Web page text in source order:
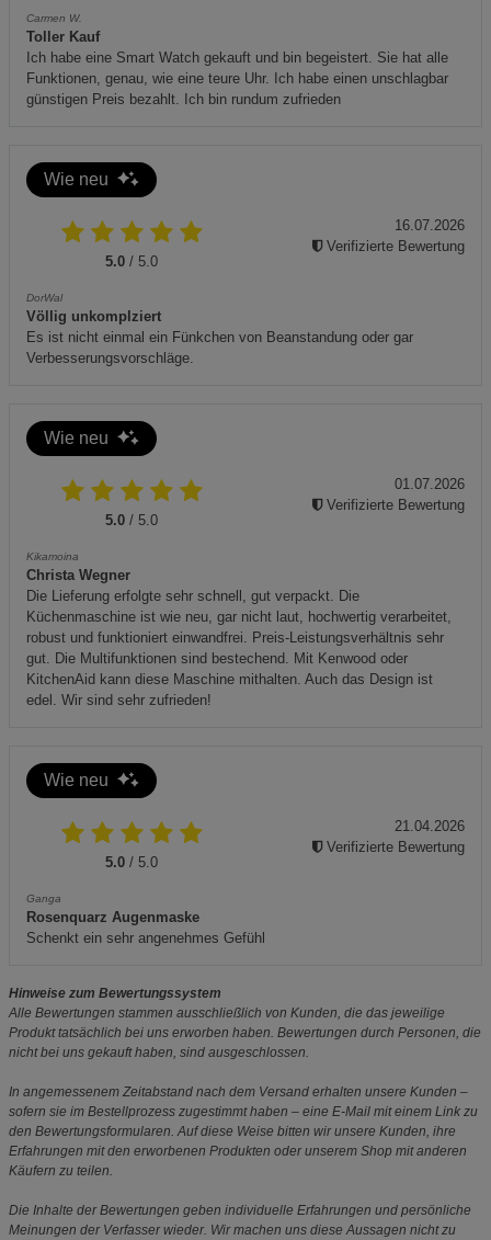
Steckdose sitzt und keine lose Verbindung besteht.
Verwenden Sie das Produkt nur mit der angegebenen
Netzspannung und vermeiden Sie den Anschluss an
Schalten Sie das Gerät nach der Verwendung aus und
trennen Sie es vom Stromnetz, um Stromverbrauch und
Decken Sie das Gerät während des Betriebs nicht ab, um
Lagern Sie das Produkt an einem trockenen und
sicheren Ort, fern von direktem Sonnenlicht.
örtlichen Entsorgungsvorschriften.
Sie das Gerät in Betrieb nehmen.
oder Gerüche auftreten, schalten Sie das Gerät sofort
aus und kontaktieren Sie den Kundendienst.
Carmen W.
Toller Kauf
Ich habe eine Smart Watch gekauft und bin begeistert. Sie hat alle
Funktionen, genau, wie eine teure Uhr. Ich habe einen unschlagbar
günstigen Preis bezahlt. Ich bin rundum zufrieden
Wie neu
5.0 / 5.0
DorWal
Völlig unkomplziert
Es ist nicht einmal ein Fünkchen von Beanstandung oder gar
Verbesserungsvorschläge.
16.07.2026
Verifizierte Bewertung
Wie neu
5.0 / 5.0
Kikamoina
Christa Wegner
Die Lieferung erfolgte sehr schnell, gut verpackt. Die
Küchenmaschine ist wie neu, gar nicht laut, hochwertig verarbeitet,
robust und funktioniert einwandfrei. Preis-Leistungsverhältnis sehr
gut. Die Multifunktionen sind bestechend. Mit Kenwood oder
KitchenAid kann diese Maschine mithalten. Auch das Design ist
edel. Wir sind sehr zufrieden!
01.07.2026
Verifizierte Bewertung
Wie neu
5.0 / 5.0
Ganga
Rosenquarz Augenmaske
Schenkt ein sehr angenehmes Gefühl
21.04.2026
Verifizierte Bewertung
Hinweise zum Bewertungssystem
Alle Bewertungen stammen ausschließlich von Kunden, die das jeweilige
Produkt tatsächlich bei uns erworben haben. Bewertungen durch Personen, die
nicht bei uns gekauft haben, sind ausgeschlossen.
In angemessenem Zeitabstand nach dem Versand erhalten unsere Kunden –
sofern sie im Bestellprozess zugestimmt haben – eine E-Mail mit einem Link zu
den Bewertungsformularen. Auf diese Weise bitten wir unsere Kunden, ihre
Erfahrungen mit den erworbenen Produkten oder unserem Shop mit anderen
Käufern zu teilen.
Die Inhalte der Bewertungen geben individuelle Erfahrungen und persönliche
Meinungen der Verfasser wieder. Wir machen uns diese Aussagen nicht zu